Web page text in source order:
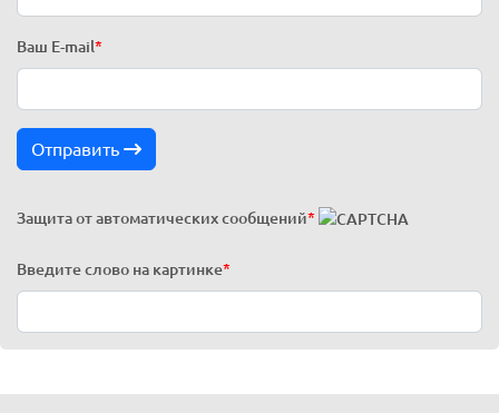
Ваш E-mail *
Отправить
Защита от автоматических сообщений*
Введите слово на картинке*